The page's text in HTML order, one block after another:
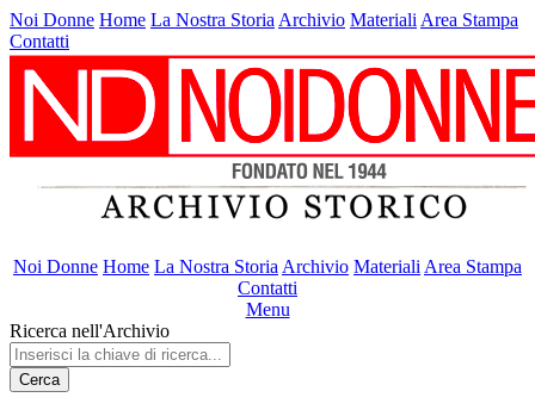
Noi Donne Home La Nostra Storia Archivio Materiali Area Stampa
Contatti
Noi Donne Home La Nostra Storia Archivio Materiali Area Stampa
Contatti
Menu
Ricerca nell'Archivio
Cerca